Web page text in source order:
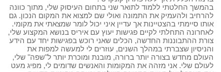
בהמשך החלטתי ללמוד לתואר שני בתחום העיסוק שלי, מתוך כוונה
להרחיב ולהעמיק את התמונה ואולי שם למצוא את המקום הנכון. גם
אותו סיימתי בהצטיינות אך עדיין איני יכול לומר שמצאתי את מקומי.
לאחרונה התחלתי לקיים פגישות יעוץ עם איריס בנושא המקצוע שלי,
צורת ההתבוננות החדשה, הכלים שאני רוכש בפגישות יחד עם הידע
והניסיון שצברתי במהלך השנים, עוזרים לי למעשה למפות את
העולם מחדש בצורה יותר ברורה, מובנת ומוכרת יותר ל"שפה" שלי,
לעולם שלי. אני מזהה את המקומות והאנשים שדומים לי, מפיג מעט